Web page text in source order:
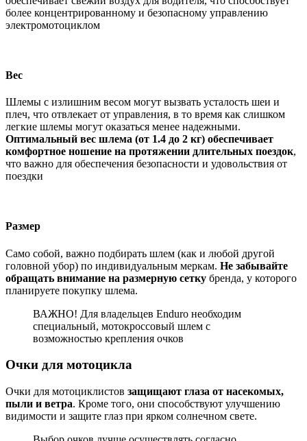
более концентрированному и безопасному управлению
электромотоциклом
Вес
Шлемы с излишним весом могут вызвать усталость шеи и
плеч, что отвлекает от управления, в то время как слишком
легкие шлемы могут оказаться менее надежными.
Оптимальный вес шлема (от 1.4 до 2 кг) обеспечивает
комфортное ношение на протяжении длительных поездок,
что важно для обеспечения безопасности и удовольствия от
поездки
Размер
Само собой, важно подбирать шлем (как и любой другой
головной убор) по индивидуальным меркам. Не забывайте
обращать внимание на размерную сетку бренда, у которого
планируете покупку шлема.
ВАЖНО! Для владельцев Enduro необходим
специальный, мотокроссовый шлем с
возможностью крепления очков
Очки для мотоцикла
Очки для мотоциклистов защищают глаза от насекомых,
пыли и ветра. Кроме того, они способствуют улучшению
видимости и защите глаз при ярком солнечном свете.